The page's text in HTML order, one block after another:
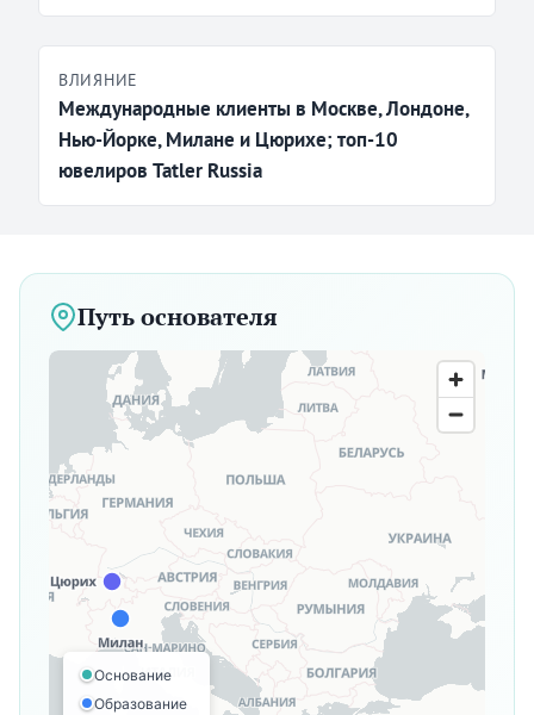
ВЛИЯНИЕ
Международные клиенты в Москве, Лондоне,
Нью-Йорке, Милане и Цюрихе; топ-10
ювелиров Tatler Russia
Путь основателя
Основание
Образование